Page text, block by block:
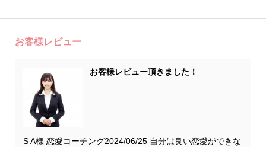
お客様レビュー
お客様レビュー頂きました！
S A様 恋愛コーチング2024/06/25 自分は良い恋愛ができな